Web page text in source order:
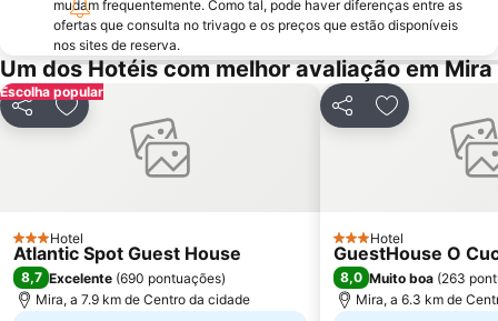
Praia da Claridade
Parque Aquático Vaga Splash
Cascata da Cabreia
Praça da República
Estação de Comboios de Coimbra A
Ruínas de Conímbriga
Piscina de Celas
São Jacinto Beach
Praia Fluvial do Reconquinho
Lagoa da Barrinha de Mira
Murtinheira Beach
de Estarreja
mudam frequentemente. Como tal, pode haver diferenças entre as
ofertas que consulta no trivago e os preços que estão disponíveis
nos sites de reserva.
Um dos Hotéis com melhor avaliação em Mira
Escolha popular
PartilharAdicionar aos favoritos
3 Estrelas
Hotel
Atlantic Spot Guest House
8,7 Excelente (690 pontuações)
Mira, a 7.9 km de Centro da cidade
PartilharAdicionar
3 Estrelas
Hotel
GuestHouse O
8,0 Muito boa (263
Mira, a 6.3 km de